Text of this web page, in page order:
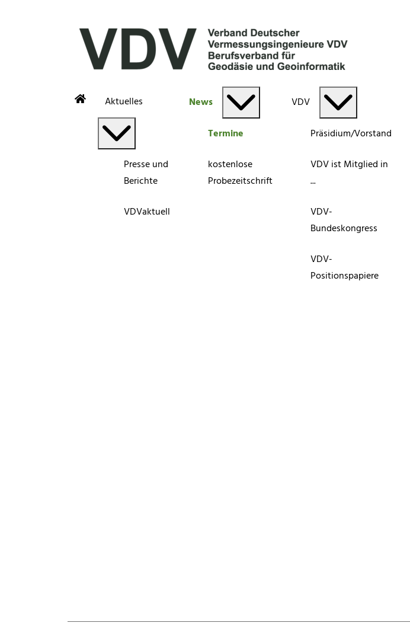
Aktuelles
Presse und
Berichte
VDVaktuell
News
Termine
kostenlose
Probezeitschrift
VDV
Präsidium/Vorstand
VDV ist Mitglied in
...
VDV-
Bundeskongress
VDV-
Positionspapiere